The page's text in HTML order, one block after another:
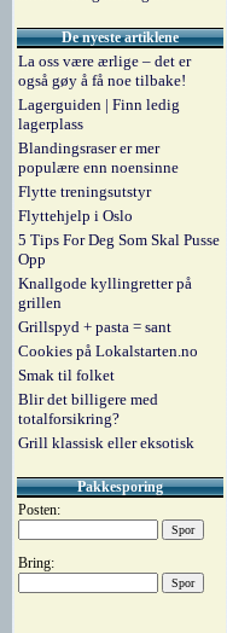
De nyeste artiklene
La oss være ærlige – det er
også gøy å få noe tilbake!
Lagerguiden | Finn ledig
lagerplass
Blandingsraser er mer
populære enn noensinne
Flytte treningsutstyr
Flyttehjelp i Oslo
5 Tips For Deg Som Skal Pusse
Opp
Knallgode kyllingretter på
grillen
Grillspyd + pasta = sant
Cookies på Lokalstarten.no
Smak til folket
Blir det billigere med
totalforsikring?
Grill klassisk eller eksotisk
Pakkesporing
Posten:
Bring: